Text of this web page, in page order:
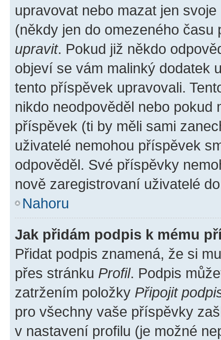
upravovat nebo mazat jen
(někdy jen do omezeného
upravit. Pokud již někdo
objeví se vám malinký dodatek
tento příspěvek upravovali.
nikdo neodpověděl nebo pokud
příspěvek (ti by měli sami
uživatelé nemohou příspěvek
odpověděl. Své příspěvky
nově zaregistrovaní uživatelé
Nahoru
Jak přidám podpis k mému
Přidat podpis znamená, že si
přes stránku Profil. Podpis
zatržením položky Připojit
pro všechny vaše příspěvky
v nastavení profilu (je možné